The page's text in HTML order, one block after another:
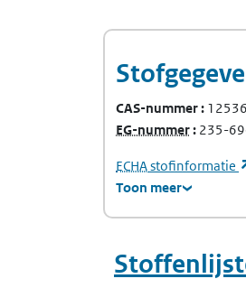
CAS-nummer
EG-nummer 235-
ECHA(Europees
stofinformatie
Toon meer